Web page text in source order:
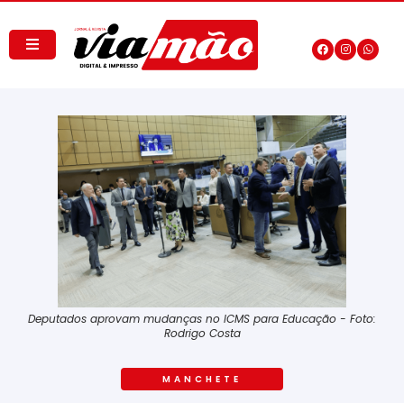
Deputados aprovam mudanças no ICMS para Educação - Foto:
Rodrigo Costa
MANCHETE